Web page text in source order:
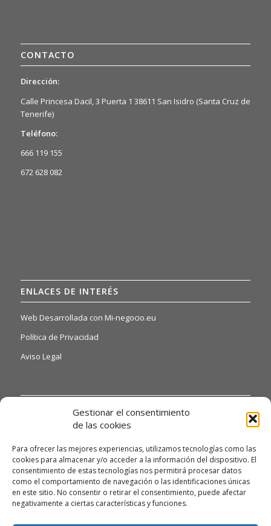
Gestionar el consentimiento
de las cookies
Para ofrecer las mejores experiencias, utilizamos tecnologías como las
cookies para almacenar y/o acceder a la información del dispositivo. El
consentimiento de estas tecnologías nos permitirá procesar datos
como el comportamiento de navegación o las identificaciones únicas
en este sitio. No consentir o retirar el consentimiento, puede afectar
negativamente a ciertas características y funciones.
CONTACTO
Dirección:
Calle Princesa Dacil, 3 Puerta 1 38611 San Isidro (Santa Cruz de
Tenerife)
Teléfono:
666 119 155
672 628 082
ENLACES DE INTERÉS
Web Desarrollada con Mi-negocio.eu
Política de Privacidad
Aviso Legal
INFORMACIÓN DE INTERÉS
reclamaciones, solo tiene que ponerse en contacto con
nosotros a través del siguiente email:
alexandrodendariarena41@gmail.com y te daremos
información detallada.
Asimismo, si necesita gestionar algún tipo de queja, deberá